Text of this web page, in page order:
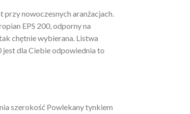
nowoczesnych aranżacjach.
EPS 200, odporny na
chętnie wybierana. Listwa
dla Ciebie odpowiednia to
szerokość Powlekany tynkiem